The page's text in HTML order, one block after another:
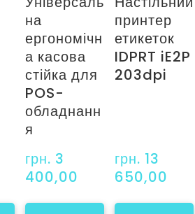
на
ергономічн
а касова
стійка для
POS-
обладнанн
я
грн. 3
400,00
принтер
етикеток
IDPRT iE2P
203dpi
грн. 13
650,00